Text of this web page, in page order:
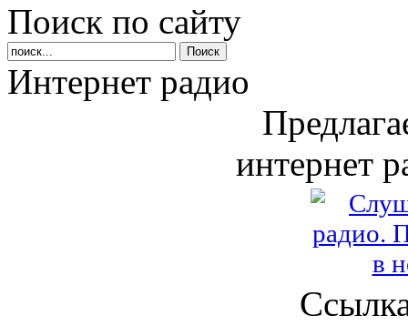
Поиск по сайту
Интернет радио
интернет